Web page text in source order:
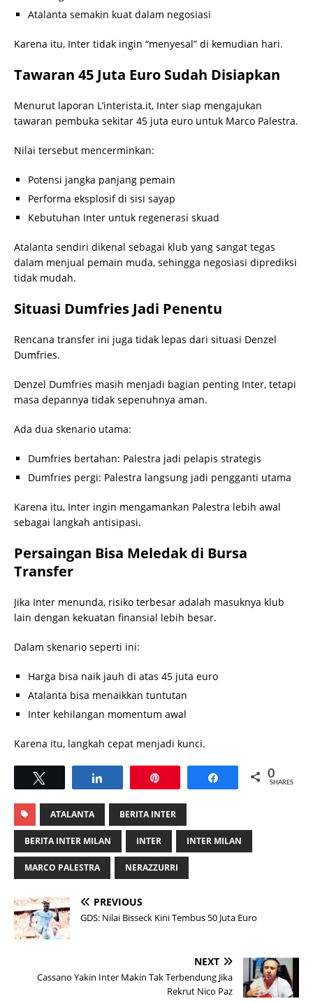
Atalanta semakin kuat dalam negosiasi
Karena itu, Inter tidak ingin “menyesal” di kemudian hari.
Tawaran 45 Juta Euro Sudah Disiapkan
Menurut laporan L’interista.it, Inter siap mengajukan
tawaran pembuka sekitar 45 juta euro untuk Marco Palestra.
Nilai tersebut mencerminkan:
Potensi jangka panjang pemain
Performa eksplosif di sisi sayap
Kebutuhan Inter untuk regenerasi skuad
Atalanta sendiri dikenal sebagai klub yang sangat tegas
dalam menjual pemain muda, sehingga negosiasi diprediksi
tidak mudah.
Situasi Dumfries Jadi Penentu
Rencana transfer ini juga tidak lepas dari situasi Denzel
Dumfries.
Denzel Dumfries masih menjadi bagian penting Inter, tetapi
masa depannya tidak sepenuhnya aman.
Ada dua skenario utama:
Dumfries bertahan: Palestra jadi pelapis strategis
Dumfries pergi: Palestra langsung jadi pengganti utama
Karena itu, Inter ingin mengamankan Palestra lebih awal
sebagai langkah antisipasi.
Persaingan Bisa Meledak di Bursa
Transfer
Jika Inter menunda, risiko terbesar adalah masuknya klub
lain dengan kekuatan finansial lebih besar.
Dalam skenario seperti ini:
Harga bisa naik jauh di atas 45 juta euro
Atalanta bisa menaikkan tuntutan
Inter kehilangan momentum awal
Karena itu, langkah cepat menjadi kunci.
Share 0
SHARES
ATALANTA BERITA INTER
BERITA INTER MILAN INTER INTER MILAN
MARCO PALESTRA NERAZZURRI
PREVIOUS
GDS: Nilai Bisseck Kini Tembus 50 Juta Euro
NEXT
Cassano Yakin Inter Makin Tak Terbendung Jika
Rekrut Nico Paz